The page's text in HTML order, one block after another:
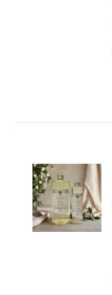
CE
PRODUIT